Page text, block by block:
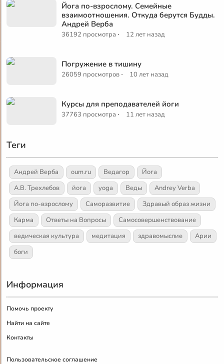
Йога по-взрослому. Семейные
взаимоотношения. Откуда берутся Будды.
Андрей Верба
36192 просмотра · 12 лет назад
Погружение в тишину
26059 просмотров · 10 лет назад
Курсы для преподавателей йоги
37763 просмотра · 11 лет назад
Теги
Андрей Верба oum.ru Ведагор
Йога
А.В. Трехлебов
йога yoga Веды
Andrey Verba
Йога по-взрослому
Саморазвитие
Здравый образ жизни
Карма
Ответы на Вопросы
Самосовершенствование
ведическая культура
медитация здравомыслие
Арии
боги
Информация
Помочь проекту
Найти на сайте
Контакты
Пользовательское соглашение